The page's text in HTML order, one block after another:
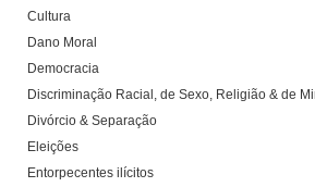
Cultura
Dano Moral
Democracia
Discriminação Racial, de Sexo, Religião & de
Divórcio & Separação
Eleições
Entorpecentes ilícitos